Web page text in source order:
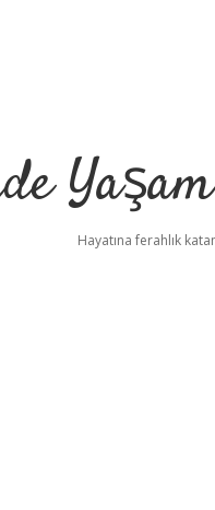
Hayatına ferahlık